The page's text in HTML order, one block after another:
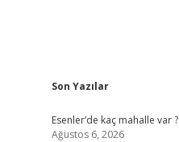
Sidebar
Son Yazılar
Esenler’de kaç mahalle var ?
Ağustos 6, 2026
hiltonbetilbet giriş yap